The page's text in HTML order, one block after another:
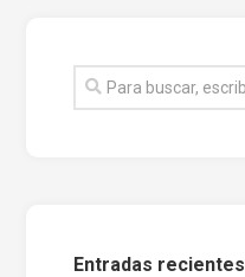
Entradas recientes